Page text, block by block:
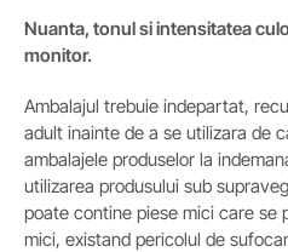
Nuanta, tonul si intensitatea
monitor.
Ambalajul trebuie indepartat,
adult inainte de a se utilizara de
ambalajele produselor la
utilizarea produsului sub
poate contine piese mici care se
mici, existand pericolul de